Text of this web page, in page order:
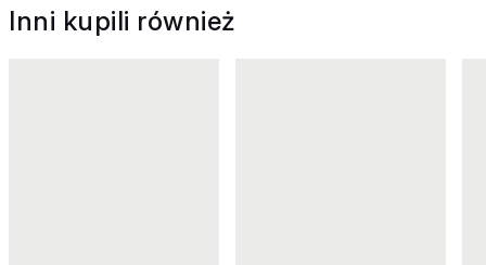
Inni kupili również